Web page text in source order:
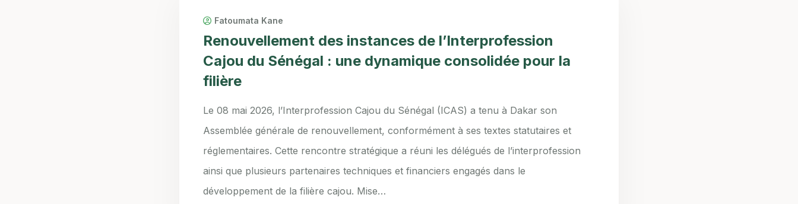
Fatoumata Kane
Renouvellement des instances de l’Interprofession
Cajou du Sénégal : une dynamique consolidée pour la
filière
Le 08 mai 2026, l’Interprofession Cajou du Sénégal (ICAS) a tenu à Dakar son
Assemblée générale de renouvellement, conformément à ses textes statutaires et
réglementaires. Cette rencontre stratégique a réuni les délégués de l’interprofession
ainsi que plusieurs partenaires techniques et financiers engagés dans le
développement de la filière cajou. Mise…